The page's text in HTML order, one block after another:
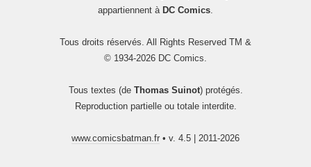
appartiennent à DC Comics
Tous droits réservés. All Rights Reserved TM &
© 1934-2026 DC Comics.
Tous textes (de Thomas Suinot) protégés.
Reproduction partielle ou totale interdite.
www.comicsbatman.fr • v. 4.5 | 2011-2026